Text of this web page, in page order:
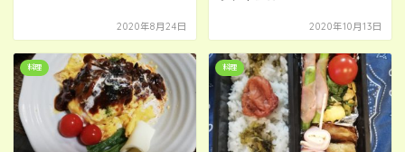
2020年8月24日 2020年10月13日
料理 料理